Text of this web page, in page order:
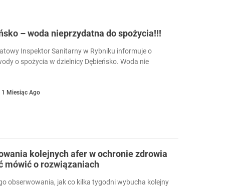
– woda nieprzydatna do spożycia!!!
Inspektor Sanitarny w Rybniku informuje o
o spożycia w dzielnicy Dębieńsko. Woda nie
1 Miesiąc Ago
kolejnych afer w ochronie zdrowia
mówić o rozwiązaniach
obserwowania, jak co kilka tygodni wybucha kolejny